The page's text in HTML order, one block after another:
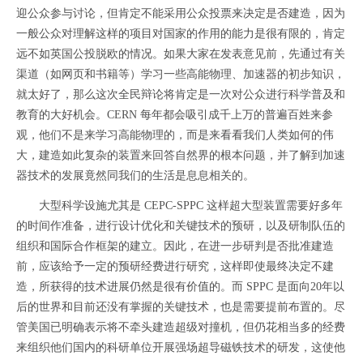
迎公众参与讨论，但肯定不能采用公众投票来决定是否建造，因为
一般公众对理解这样的项目对国家的作用的能力是很有限的，肯定
远不如英国公投脱欧的情况。如果大家在发表意见前，先通过有关
渠道（如网页和书籍等）学习一些高能物理、加速器的初步知识，
就太好了，那么这次全民辩论将肯定是一次对公众进行科学普及和
教育的大好机会。CERN 每年都会吸引成千上万的普遍百姓来参
观，他们不是来学习高能物理的，而是来看看我们人类如何的伟
大，建造如此复杂的装置来回答自然界的根本问题，并了解到加速
器技术的发展竟然同我们的生活是息息相关的。
大型科学设施尤其是 CEPC-SPPC 这样超大型装置需要好多年
的时间作准备，进行设计优化和关键技术的预研，以及研制队伍的
组织和国际合作框架的建立。因此，在进一步研判是否批准建造
前，应该给予一定的预研经费进行研究，这样即使最终决定不建
造，所获得的技术进展仍然是很有价值的。而 SPPC 是面向20年以
后的世界和目前还没有掌握的关键技术，也是需要提前布置的。尽
管美国已明确表示将不牵头建造超级对撞机，但仍花相当多的经费
来组织他们国内的科研单位开展强场超导磁铁技术的研发，这使他